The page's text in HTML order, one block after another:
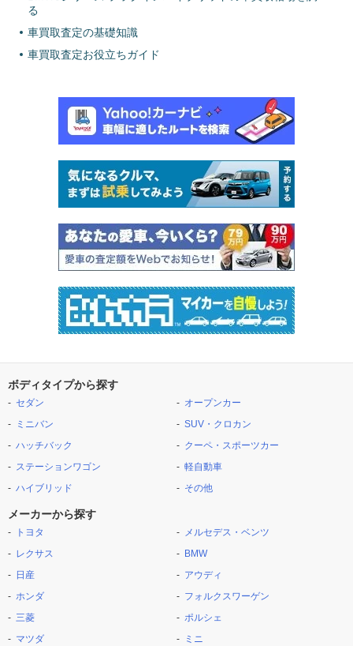
る
車買取査定の基礎知識
車買取査定お役立ちガイド
ボディタイプから探す
セダン
ミニバン
ハッチバック
ステーションワゴン
ハイブリッド
オープンカー
SUV・クロカン
クーペ・スポーツカー
軽自動車
その他
メーカーから探す
トヨタ
レクサス
日産
ホンダ
三菱
マツダ
メルセデス・ベンツ
BMW
アウディ
フォルクスワーゲン
ポルシェ
ミニ